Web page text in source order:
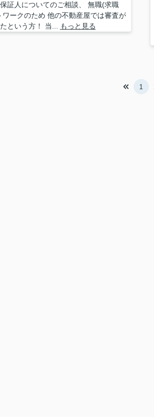
証人についてのご相談、 無職(求職
ワークのため 他の不動産屋では審査が
という方！ 当...
もっと見る
1